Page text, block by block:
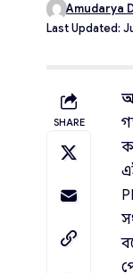
Last Updated:
Amudarya
SHARE